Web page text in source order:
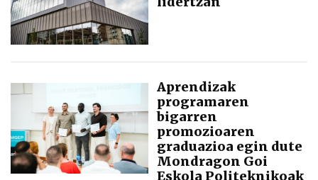
Aprendizak
programaren
bigarren
promozioaren
graduazioa egin dute
Mondragon Goi
Eskola Politeknikoak